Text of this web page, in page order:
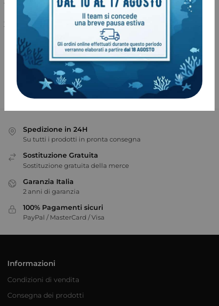
maschera oscurata o occhi chiusi
Dimostrare un esaurimento gas e condivisione d’aria
in ogni immersione
Per iscrizioni : Nautica mare – Tel 045.7650168 –
max@nauticamare.it
Spedizione in 24H
Su tutti i prodotti in pronta consegna
Sostituzione Gratuita
Sostituzione gratuita della merce
Garanzia Italia
2 anni di garanzia
100% Pagamenti sicuri
PayPal / MasterCard / Visa
Informazioni
Condizioni di vendita
Consegna dei prodotti